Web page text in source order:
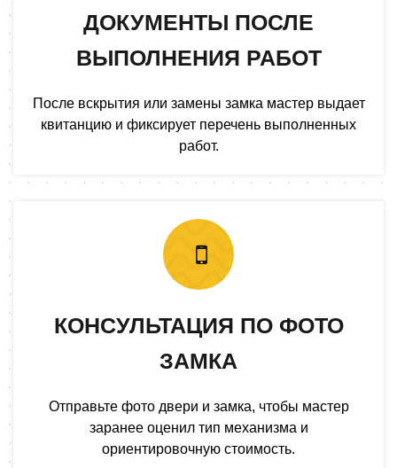
ДОКУМЕНТЫ ПОСЛЕ
ВЫПОЛНЕНИЯ РАБОТ
После вскрытия или замены замка мастер выдает
квитанцию и фиксирует перечень выполненных
работ.
КОНСУЛЬТАЦИЯ ПО ФОТО
ЗАМКА
Отправьте фото двери и замка, чтобы мастер
заранее оценил тип механизма и
ориентировочную стоимость.